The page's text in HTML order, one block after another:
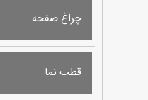
چراغ صفحه
قطب نما